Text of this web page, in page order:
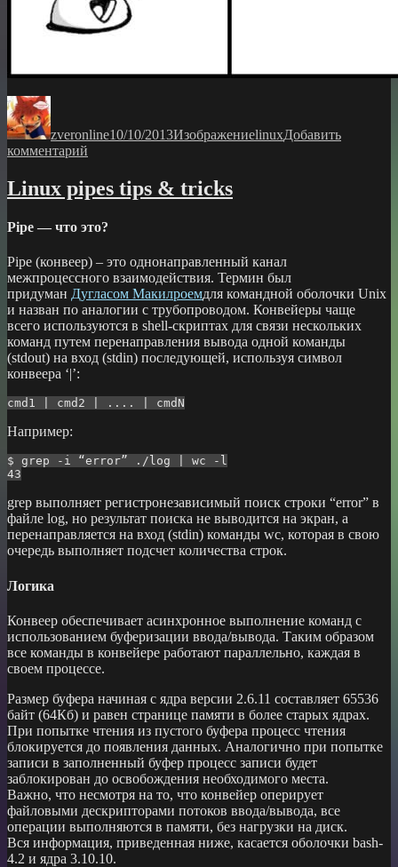
zveronline10/10/2013ИзображениеlinuxДобавить
комментарий
Linux pipes tips & tricks
Pipe — что это?
Pipe (конвеер) – это однонаправленный канал
межпроцессного взаимодействия. Термин был
придуман Дугласом Макилроемдля командной оболочки Unix
и назван по аналогии с трубопроводом. Конвейеры чаще
всего используются в shell-скриптах для связи нескольких
команд путем перенаправления вывода одной команды
(stdout) на вход (stdin) последующей, используя символ
конвеера ‘|’:
Например:
$ grep -i “error” ./log | wc -l
grep выполняет регистронезависимый поиск строки “error” в
файле log, но результат поиска не выводится на экран, а
перенаправляется на вход (stdin) команды wc, которая в свою
очередь выполняет подсчет количества строк.
Логика
Конвеер обеспечивает асинхронное выполнение команд с
использованием буферизации ввода/вывода. Таким образом
все команды в конвейере работают параллельно, каждая в
своем процессе.
Размер буфера начиная с ядра версии 2.6.11 составляет 65536
байт (64Кб) и равен странице памяти в более старых ядрах.
При попытке чтения из пустого буфера процесс чтения
блокируется до появления данных. Аналогично при попытке
записи в заполненный буфер процесс записи будет
заблокирован до освобождения необходимого места.
Важно, что несмотря на то, что конвейер оперирует
файловыми дескрипторами потоков ввода/вывода, все
операции выполняются в памяти, без нагрузки на диск.
Вся информация, приведенная ниже, касается оболочки bash-
4.2 и ядра 3.10.10.